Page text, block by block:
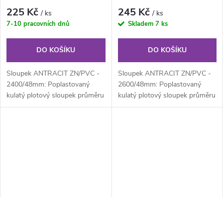
225 Kč/ ks
7-10 pracovních dnů
DO KOŠÍKU
Sloupek ANTRACIT ZN/PVC -
2400/48mm: Poplastovaný
kulatý plotový sloupek průměru
48 mm, výška 240 cm. Plotový
245 Kč/ ks
Skladem 7 ks
DO KOŠÍKU
Sloupek ANTRACIT ZN/PVC -
2600/48mm: Poplastovaný
kulatý plotový sloupek průměru
48 mm, výška 260 cm. Plotový